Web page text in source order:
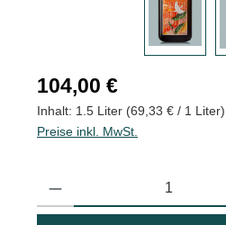
Regulärer Preis:
104,00 €
Inhalt: 1.5 Liter (69,33 € / 1 Liter)
Preise inkl. MwSt.
Produkt Anzahl: Gib den